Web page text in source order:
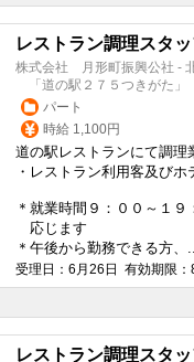
レストラン調理スタ
株式会社 月形町振興公社 -
「道の駅２７５つきがた」
パート
時給 1,100円
道の駅レストランにて調理
・レストラン利用客及び
＊就業時間９：００～１
応じます
＊午後から勤務できる方
受理日：6月26日 有効期限：
レストラン調理スタ